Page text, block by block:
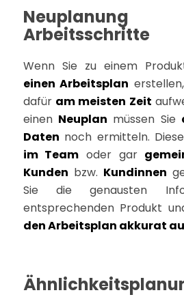
Arbeitsschritte
Wenn Sie zu einem
einen Arbeitsplan
dafür am meisten Zeit
einen Neuplan müssen Sie
Daten noch ermitteln.
im Team oder gar
Kunden bzw. Kundinnen
Sie die genausten
entsprechenden Produkt
den Arbeitsplan akkurat